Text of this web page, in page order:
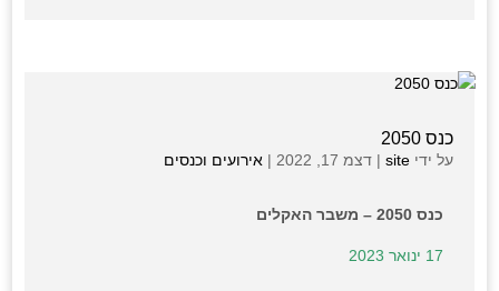
כנס 2050
על ידי site
| דצמ 17, 2022 | אירועים וכנסים
כנס 2050 – משבר האקלים
17 ינואר 2023